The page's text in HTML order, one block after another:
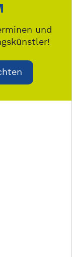
und